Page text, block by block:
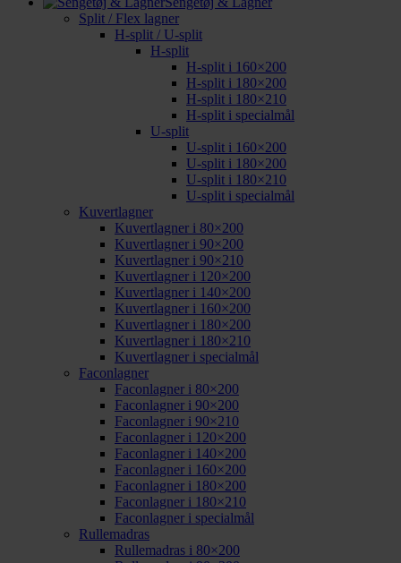
Split / Flex lagner
H-split / U-split
H-split
H-split i 160×200
H-split i 180×200
H-split i 180×210
H-split i specialmål
U-split
U-split i 160×200
U-split i 180×200
U-split i 180×210
U-split i specialmål
Kuvertlagner
Kuvertlagner i 80×200
Kuvertlagner i 90×200
Kuvertlagner i 90×210
Kuvertlagner i 120×200
Kuvertlagner i 140×200
Kuvertlagner i 160×200
Kuvertlagner i 180×200
Kuvertlagner i 180×210
Kuvertlagner i specialmål
Faconlagner
Faconlagner i 80×200
Faconlagner i 90×200
Faconlagner i 90×210
Faconlagner i 120×200
Faconlagner i 140×200
Faconlagner i 160×200
Faconlagner i 180×200
Faconlagner i 180×210
Faconlagner i specialmål
Rullemadras
Rullemadras i 80×200